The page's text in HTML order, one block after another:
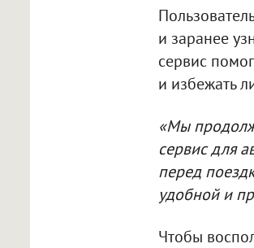
и заранее
сервис
и избежать
«Мы
сервис для
перед
удобной и
Чтобы